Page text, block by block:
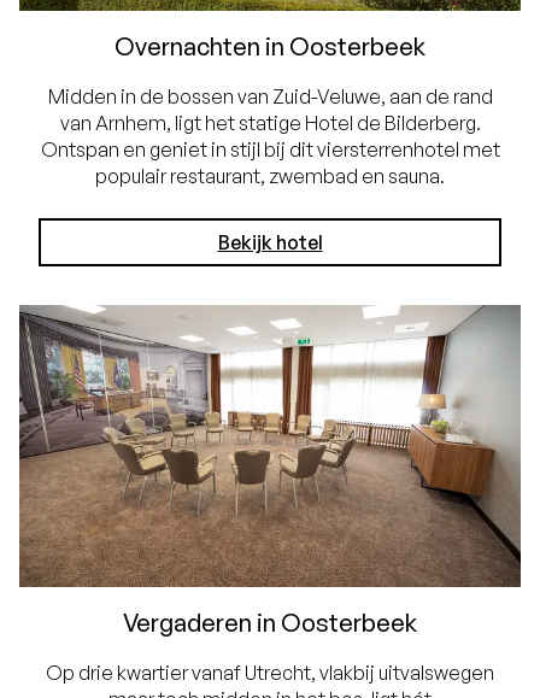
Overnachten in Oosterbeek
Midden in de bossen van Zuid-Veluwe, aan de rand
van Arnhem, ligt het statige Hotel de Bilderberg.
Ontspan en geniet in stijl bij dit viersterrenhotel met
populair restaurant, zwembad en sauna.
Bekijk hotel
Vergaderen in Oosterbeek
Op drie kwartier vanaf Utrecht, vlakbij uitvalswegen